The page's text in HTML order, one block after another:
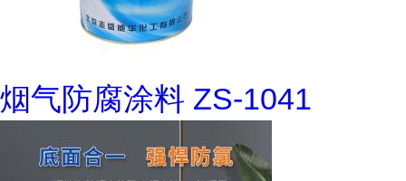
烟气防腐涂料 ZS-1041